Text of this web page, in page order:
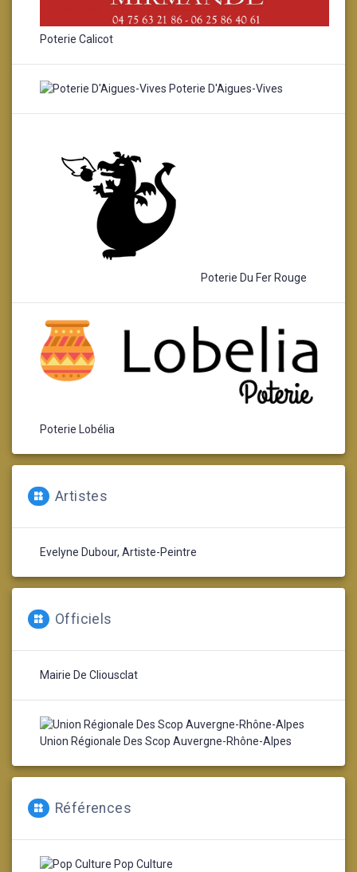
Poterie Calicot
Poterie D'Aigues-Vives
Poterie Du Fer Rouge
Poterie Lobélia
Artistes
Evelyne Dubour, Artiste-Peintre
Officiels
Mairie De Cliousclat
Union Régionale Des Scop Auvergne-Rhône-Alpes
Références
Pop Culture